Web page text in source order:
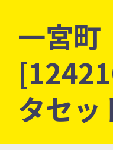
一宮町
タセッ